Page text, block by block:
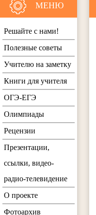
МЕНЮ
Решайте с нами!
Полезные советы
Учителю на заметку
Книги для учителя
ОГЭ-ЕГЭ
Олимпиады
Рецензии
Презентации,
ссылки, видео-
радио-телевидение
О проекте
Фотоархив